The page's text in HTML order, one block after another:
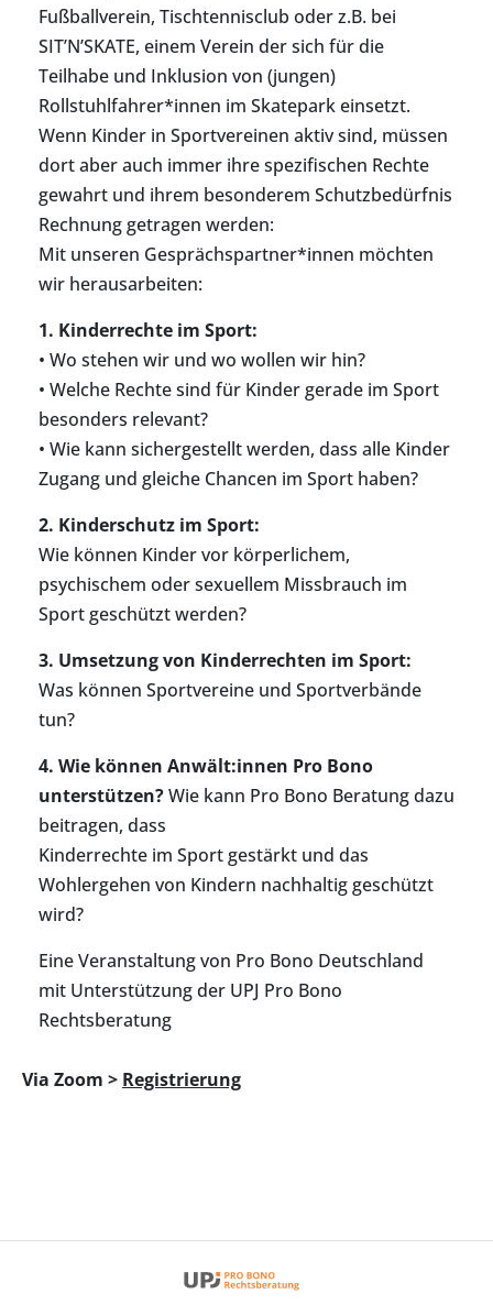
Fußballverein, Tischtennisclub oder z.B. bei
SIT’N’SKATE, einem Verein der sich für die
Teilhabe und Inklusion von (jungen)
Rollstuhlfahrer*innen im Skatepark einsetzt.
Wenn Kinder in Sportvereinen aktiv sind, müssen
dort aber auch immer ihre spezifischen Rechte
gewahrt und ihrem besonderem Schutzbedürfnis
Rechnung getragen werden:
Mit unseren Gesprächspartner*innen möchten
wir herausarbeiten:
1. Kinderrechte im Sport:
• Wo stehen wir und wo wollen wir hin?
• Welche Rechte sind für Kinder gerade im Sport
besonders relevant?
• Wie kann sichergestellt werden, dass alle Kinder
Zugang und gleiche Chancen im Sport haben?
2. Kinderschutz im Sport:
Wie können Kinder vor körperlichem,
psychischem oder sexuellem Missbrauch im
Sport geschützt werden?
3. Umsetzung von Kinderrechten im Sport:
Was können Sportvereine und Sportverbände
tun?
4. Wie können Anwält:innen Pro Bono
unterstützen?Wie kann Pro Bono Beratung dazu
beitragen, dass
Kinderrechte im Sport gestärkt und das
Wohlergehen von Kindern nachhaltig geschützt
wird?
Eine Veranstaltung von Pro Bono Deutschland
mit Unterstützung der UPJ Pro Bono
Rechtsberatung
Via Zoom > Registrierung